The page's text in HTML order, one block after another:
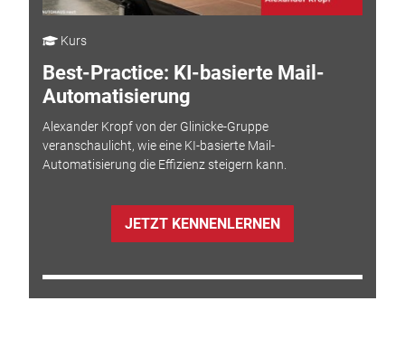
Kurs
Best-Practice: KI-basierte Mail-
Automatisierung
Alexander Kropf von der Glinicke-Gruppe
veranschaulicht, wie eine KI-basierte Mail-
Automatisierung die Effizienz steigern kann.
JETZT KENNENLERNEN